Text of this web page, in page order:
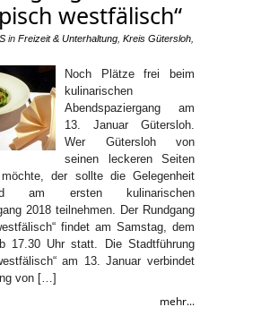
westfälisch“
in Freizeit & Unterhaltung Kreis Gütersloh
Noch Plätze frei beim
kulinarischen
Abendspaziergang am
13. Januar Gütersloh.
Wer Gütersloh von
seinen leckeren Seiten
möchte, der sollte die Gelegenheit
am ersten kulinarischen
2018 teilnehmen. Der Rundgang
findet am Samstag, dem
17.30 Uhr statt. Die Stadtführung
am 13. Januar verbindet
von […]
mehr...